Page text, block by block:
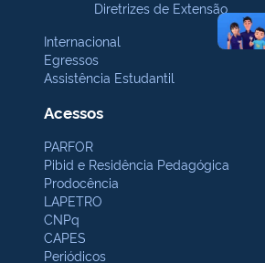
Diretrizes de Extensão
Internacional
Egressos
Assistência Estudantil
Acessos
PARFOR
Pibid e Residência Pedagógica
Prodocência
LAPETRO
CNPq
CAPES
Periódicos